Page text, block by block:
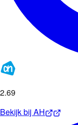
2.69
Bekijk bijAH